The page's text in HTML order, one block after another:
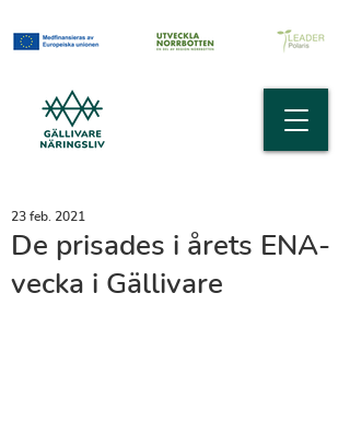
De prisades i årets ENA-
vecka i Gällivare
23 feb. 2021